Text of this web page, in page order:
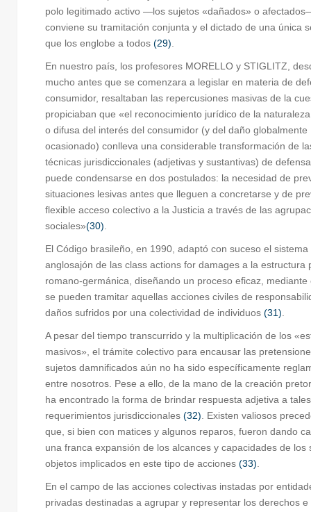
polo legitimado activo —los sujetos «dañados» o
conviene su tramitación conjunta y el dictado de una única
que los englobe a todos (29)
En nuestro país, los profesores MORELLO y STIGLITZ,
mucho antes que se comenzara a legislar en materia de
consumidor, resaltaban las repercusiones masivas de la
propiciaban que «el reconocimiento jurídico de la
o difusa del interés del consumidor (y del daño globalmente
ocasionado) conlleva una considerable transformación de
técnicas jurisdiccionales (adjetivas y sustantivas) de
puede condensarse en dos postulados: la necesidad de
situaciones lesivas antes que lleguen a concretarse y de
flexible acceso colectivo a la Justicia a través de las
sociales»(30)
El Código brasileño, en 1990, adaptó con suceso el sistema
anglosajón de las class actions for damages a la estructura
romano-germánica, diseñando un proceso eficaz, mediante
se pueden tramitar aquellas acciones civiles de
daños sufridos por una colectividad de individuos (31)
A pesar del tiempo transcurrido y la multiplicación de los
masivos», el trámite colectivo para encausar las
sujetos damnificados aún no ha sido específicamente
entre nosotros. Pese a ello, de la mano de la creación
ha encontrado la forma de brindar respuesta adjetiva a tales
requerimientos jurisdiccionales (32) . Existen valiosos
que, si bien con matices y algunos reparos, fueron dando
una franca expansión de los alcances y capacidades de los
objetos implicados en este tipo de acciones (33)
En el campo de las acciones colectivas instadas por
privadas destinadas a agrupar y representar los derechos e